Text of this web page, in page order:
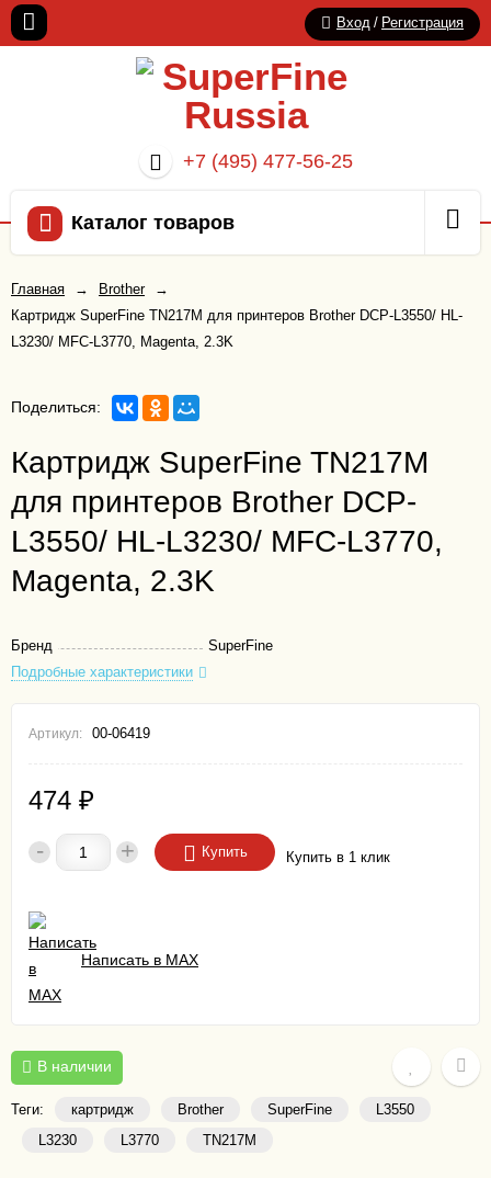
Вход / Регистрация
+7 (495) 477-56-25
Каталог товаров
Главная → Brother
→
Картридж SuperFine TN217M для принтеров Brother DCP-L3550/ HL-
L3230/ MFC-L3770, Magenta, 2.3K
Поделиться:
Картридж SuperFine TN217M
для принтеров Brother DCP-
L3550/ HL-L3230/ MFC-L3770,
Magenta, 2.3K
Бренд
SuperFine
Подробные характеристики
Артикул: 00-06419
474 ₽
- + Купить Купить в 1 клик
Написать в MAX
В наличии
Теги: картридж Brother SuperFine
L3550
L3230
L3770 TN217M